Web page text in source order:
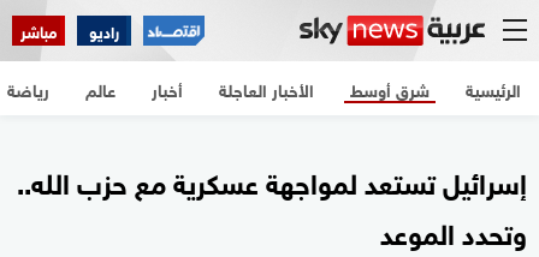
راديو مباشر
الرئيسية الأخبار العاجلة أخبار شرق أوسط عالم رياضة
الرئيسية الأخبار العاجلة أخبار شرق أوسط عالم رياضة
إسرائيل تستعد لمواجهة عسكرية مع حزب الله..
وتحدد الموعد